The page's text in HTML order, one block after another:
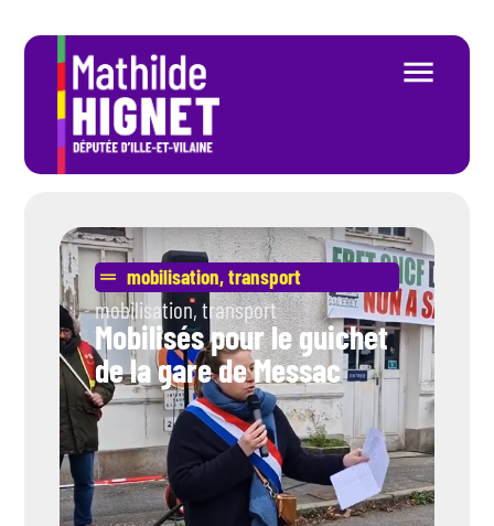
mobilisation,transport
mobilisation,transport
Mobilisés pour le guichet
de la gare de Messac